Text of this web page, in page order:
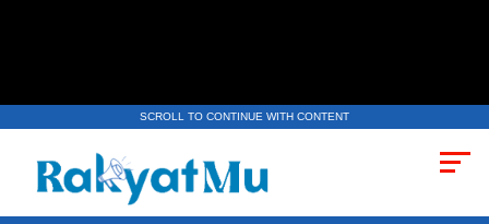
SCROLL TO CONTINUE WITH CONTENT